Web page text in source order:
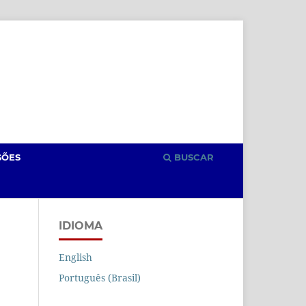
BUSCAR
IDIOMA
English
Português (Brasil)